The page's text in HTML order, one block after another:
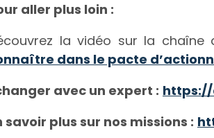
aller plus loin :
la vidéo sur la chaîne
dans le pacte
avec un expert :
savoir plus sur nos missions :